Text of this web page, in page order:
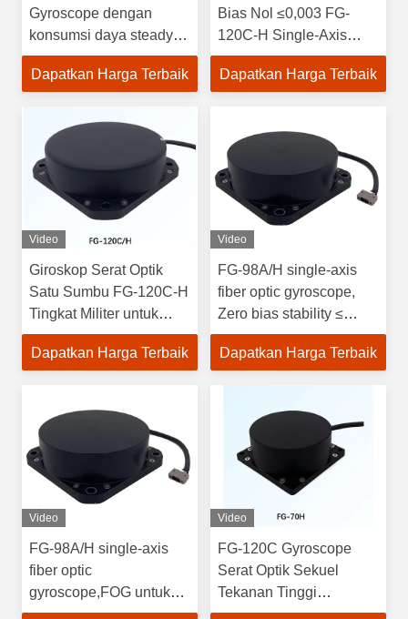
Gyroscope dengan
konsumsi daya steady-
state pada suhu kamar
≤2,5 dan stabilitas bias
Dapatkan Harga Terbaik
Bias Nol ≤0,003 FG-
120C-H Single-Axis
Fiber Optic Gyroscope
Dengan Stabilitas Bias
Dapatkan Harga Terbaik
Video
Giroskop Serat Optik
Satu Sumbu FG-120C-H
Tingkat Militer untuk
Aplikasi Militer ≤10
Asimetri Faktor Skala
Dapatkan Harga Terbaik
Video
FG-98A/H single-axis
fiber optic gyroscope,
Zero bias stability ≤
0.005/0.003°/h; Dimensi
(mm): 98x98x33.5; Berat
Dapatkan Harga Terbaik
Video
FG-98A/H single-axis
fiber optic
gyroscope,FOG untuk
Inertial Navigation
Video
FG-120C Gyroscope
Serat Optik Sekuel
Tekanan Tinggi
Stabilitas Bias Nol dan